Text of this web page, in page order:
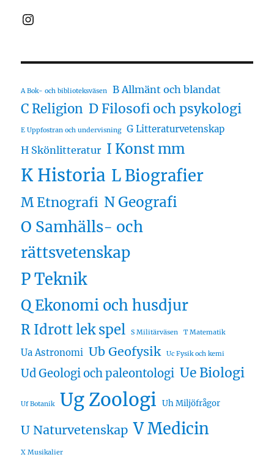
Instagram
A Bok- och biblioteksväsen B Allmänt och blandat
C Religion D Filosofi och psykologi
E Uppfostran och undervisning G Litteraturvetenskap
H Skönlitteratur I Konst mm
K Historia L Biografier
M Etnografi N Geografi
O Samhälls- och
rättsvetenskap
P Teknik
Q Ekonomi och husdjur
R Idrott lek spel S Militärväsen T Matematik
Ua Astronomi Ub Geofysik Uc Fysik och kemi
Ud Geologi och paleontologi Ue Biologi
Uf Botanik Ug Zoologi Uh Miljöfrågor
U Naturvetenskap V Medicin
X Musikalier